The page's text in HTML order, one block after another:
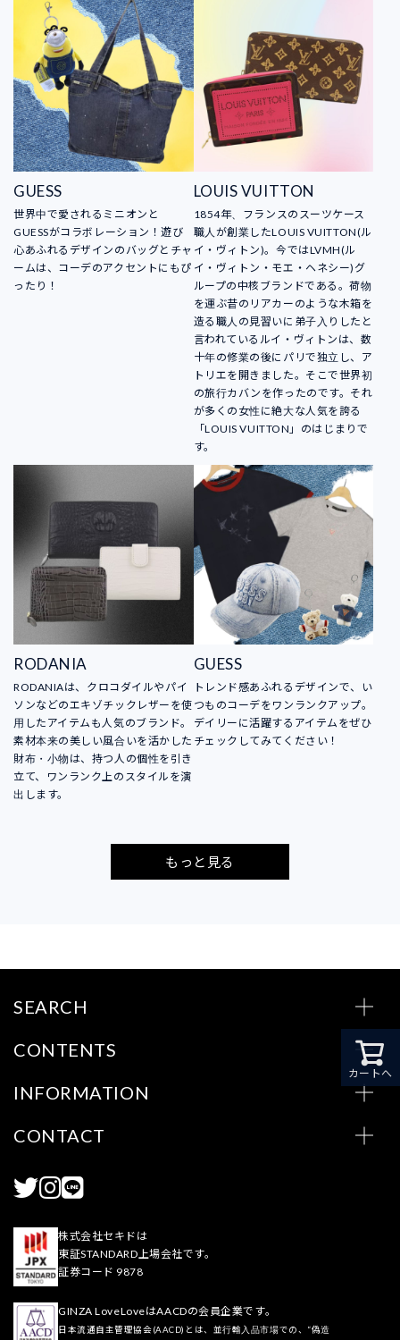
GUESS
世界中で愛されるミニオンと
GUESSがコラボレーション！遊び
心あふれるデザインのバッグとチャ
ームは、コーデのアクセントにもぴ
ったり！
LOUIS VUITTON
1854年、フランスのスーツケース
職人が創業したLOUIS VUITTON(ル
イ・ヴィトン)。今ではLVMH(ル
イ・ヴィトン・モエ・ヘネシー)グ
ループの中核ブランドである。荷物
を運ぶ昔のリアカーのような木箱を
造る職人の見習いに弟子入りしたと
言われているルイ・ヴィトンは、数
十年の修業の後にパリで独立し、ア
トリエを開きました。そこで世界初
の旅行カバンを作ったのです。それ
が多くの女性に絶大な人気を誇る
「LOUIS VUITTON」のはじまりで
す。
RODANIA
RODANIAは、クロコダイルやパイ
ソンなどのエキゾチックレザーを使
用したアイテムも人気のブランド。
素材本来の美しい風合いを活かした
財布・小物は、持つ人の個性を引き
立て、ワンランク上のスタイルを演
出します。
GUESS
トレンド感あふれるデザインで、い
つものコーデをワンランクアップ。
デイリーに活躍するアイテムをぜひ
チェックしてみてください！
もっと見る
カートへ
SEARCH
CONTENTS
INFORMATION
CONTACT
株式会社セキドは
東証STANDARD上場会社です。
証券コード 9878
GINZA LoveLoveはAACDの会員企業です。
日本流通自主管理協会(AACD)とは、並行輸入品市場での、“偽造